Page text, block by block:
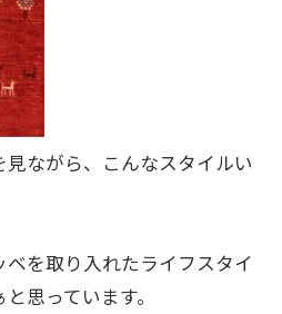
ながら、こんなスタイルい
を取り入れたライフスタイ
思っています。